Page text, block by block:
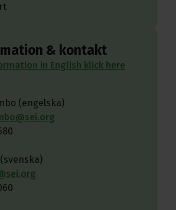
& kontakt
in English klick here
(engelska)